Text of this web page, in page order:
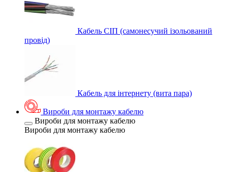
Кабель СІП (самонесучий ізольований
провід)
Кабель для інтернету (вита пара)
Вироби для монтажу кабелю
Вироби для монтажу кабелю
Вироби для монтажу кабелю